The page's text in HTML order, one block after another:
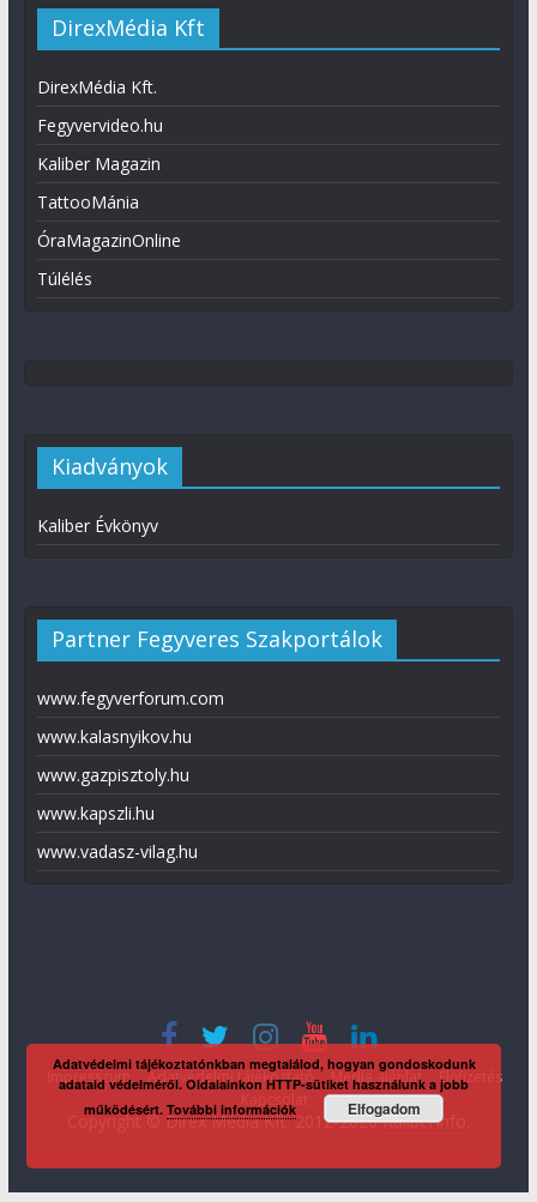
DirexMédia Kft
DirexMédia Kft.
Fegyvervideo.hu
Kaliber Magazin
TattooMánia
ÓraMagazinOnline
Túlélés
Kiadványok
Kaliber Évkönyv
Partner Fegyveres Szakportálok
www.fegyverforum.com
www.kalasnyikov.hu
www.gazpisztoly.hu
www.kapszli.hu
www.vadasz-vilag.hu
Impresszum Adatvédelmi tájékoztató Média ajánlat
Előfizetés
Copyright © Direx Média Kft. 2012-2026KaliberInfo
Adatvédelmi tájékoztatónkban megtalálod, hogyan gondoskodunk
adataid védelméről. Oldalainkon HTTP-sütiket használunk a jobb
működésért.További információk Elfogadom